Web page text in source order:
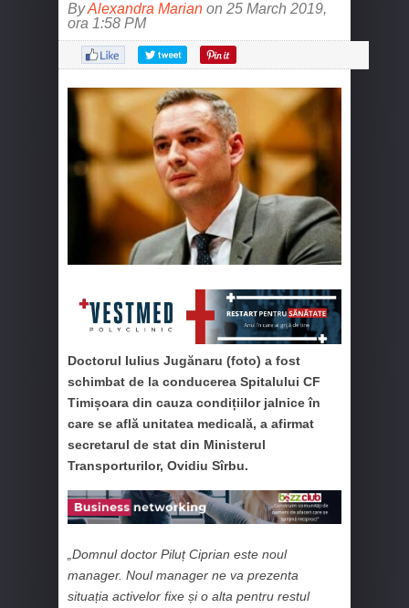
ByAlexandra Marian on 25 March 2019,
ora 1:58 PM
Doctorul Iulius Jugănaru (foto) a fost
schimbat de la conducerea Spitalului CF
Timișoara din cauza condițiilor jalnice în
care se află unitatea medicală, a afirmat
secretarul de stat din Ministerul
Transporturilor, Ovidiu Sîrbu.
„Domnul doctor Piluț Ciprian este noul
manager. Noul manager ne va prezenta
situația activelor fixe și o alta pentru restul